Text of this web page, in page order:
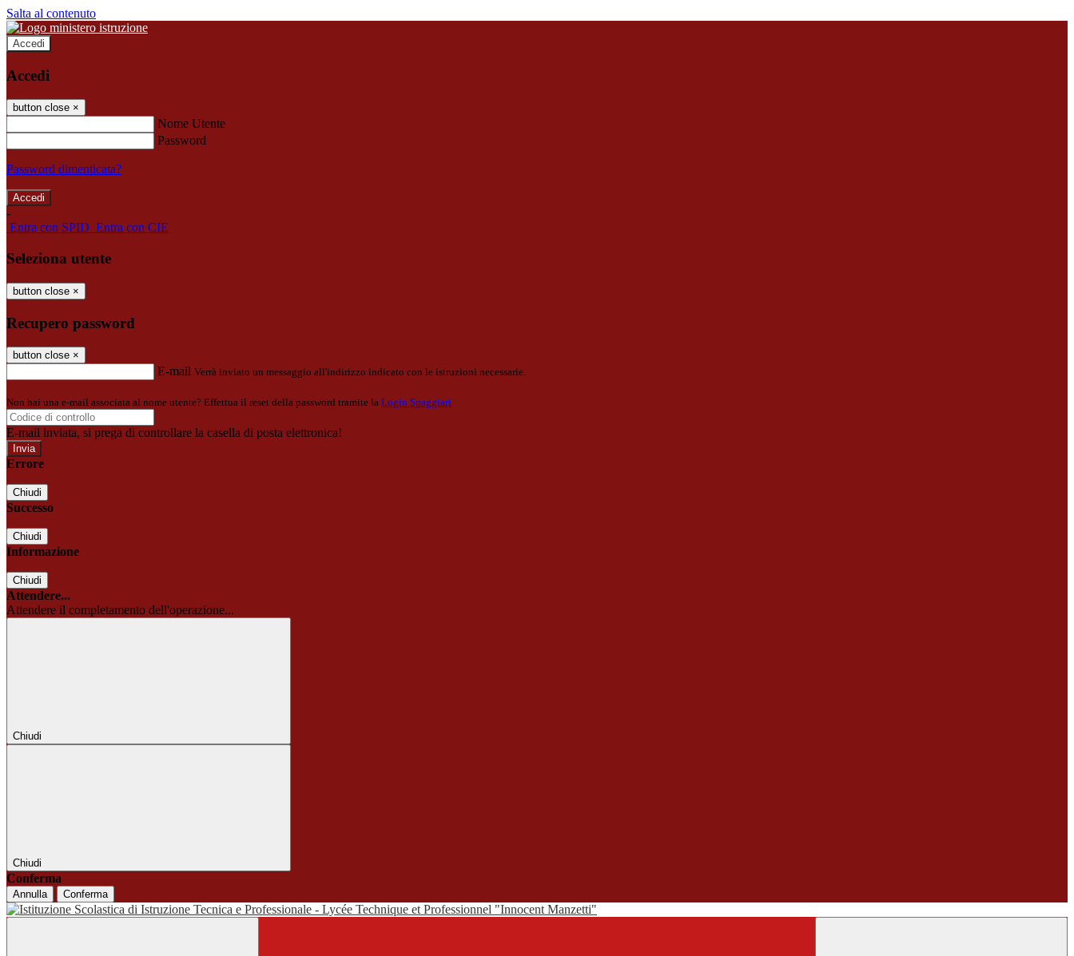
Salta al contenuto
Accedi
Accedi
button close ×
Nome Utente
Password
Password dimenticata?
-
Entra con SPID Entra con CIE
Seleziona utente
button close ×
Recupero password
button close ×
E-mail Verrà inviato un messaggio all'indirizzo indicato con le istruzioni necessarie.
Non hai una e-mail associata al nome utente? Effettua il reset della password tramite la Login Spaggiari
E-mail inviata, si prega di controllare la casella di posta elettronica!
Errore
Chiudi
Successo
Chiudi
Informazione
Chiudi
Attendere...
Attendere il completamento dell'operazione...
Chiudi
Chiudi
Conferma
Annulla Conferma